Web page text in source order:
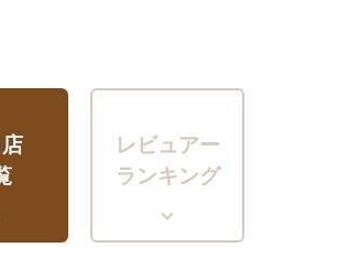
レビュアー
ランキング